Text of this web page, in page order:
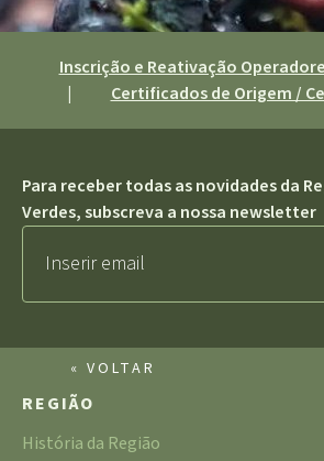
Inscrição e Reativação
|
Certificados de Origem /
Para receber todas as novidades da
Verdes, subscreva a nossa newsletter
« VOLTAR
REGIÃO
História da Região